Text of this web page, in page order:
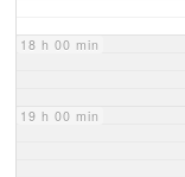
18 h 00 min
19 h 00 min